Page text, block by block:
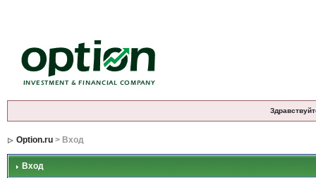
Option.ru> Вход
Вход